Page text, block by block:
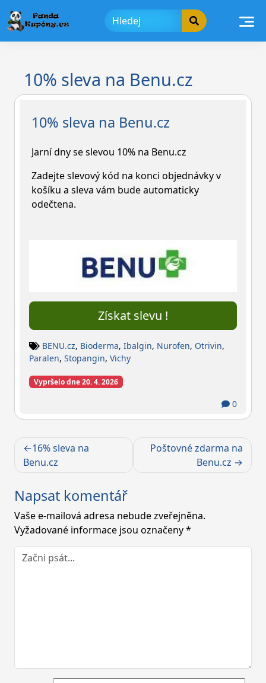
to
content
10% sleva na Benu.cz
10% sleva na Benu.cz
Jarní dny se slevou 10% na Benu.cz
Zadejte slevový kód na konci objednávky v
košíku a sleva vám bude automaticky
odečtena.
Získat slevu !
BENU.cz, Bioderma, Ibalgin, Nurofen, Otrivin,
Paralen, Stopangin, Vichy
Vypršelo dne 20. 4. 2026
0
Navigace
pro
16% sleva na
Benu.cz
Poštovné zdarma na
Benu.cz
Napsat komentář
Vaše e-mailová adresa nebude zveřejněna.
Vyžadované informace jsou označeny*